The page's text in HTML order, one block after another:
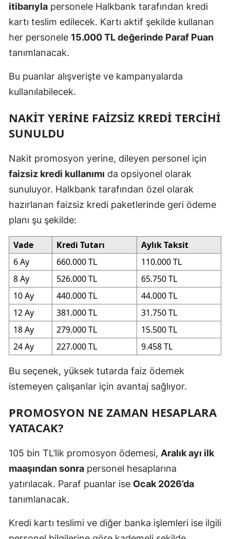
itibarıyla personele Halkbank tarafından kredi
kartı teslim edilecek. Kartı aktif şekilde kullanan
her personele 15.000 TL değerinde Paraf Puan
tanımlanacak.
Bu puanlar alışverişte ve kampanyalarda
kullanılabilecek.
NAKIT YERINE FAIZSIZ KREDI TERCIHI
SUNULDU
Nakit promosyon yerine, dileyen personel için
faizsiz kredi kullanımı da opsiyonel olarak
sunuluyor. Halkbank tarafından özel olarak
hazırlanan faizsiz kredi paketlerinde geri ödeme
planı şu şekilde:
Vade Kredi Tutarı
Aylık Taksit
6 Ay
660.000 TL
110.000 TL
8 Ay
526.000 TL
65.750 TL
10 Ay
440.000 TL
44.000 TL
12 Ay
381.000 TL
31.750 TL
18 Ay
279.000 TL
15.500 TL
24 Ay
227.000 TL 9.458 TL
Bu seçenek, yüksek tutarda faiz ödemek
istemeyen çalışanlar için avantaj sağlıyor.
PROMOSYON NE ZAMAN HESAPLARA
YATACAK?
105 bin TL’lik promosyon ödemesi, Aralık ayı ilk
maaşından sonra personel hesaplarına
yatırılacak. Paraf puanlar ise Ocak 2026’da
tanımlanacak.
Kredi kartı teslimi ve diğer banka işlemleri ise ilgili